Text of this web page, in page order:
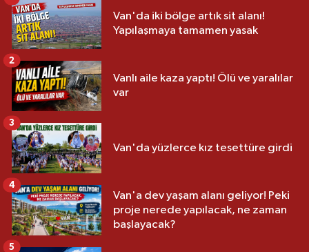
Van'da iki bölge artık sit alanı!
Yapılaşmaya tamamen yasak
Vanlı aile kaza yaptı! Ölü ve yaralılar
var
2
Van'da yüzlerce kız tesettüre girdi
3
Van'a dev yaşam alanı geliyor! Peki
proje nerede yapılacak, ne zaman
başlayacak?
4
5